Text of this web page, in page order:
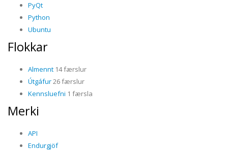
PyQt
Python
Ubuntu
Flokkar
Almennt 14 færslur
Útgáfur26 færslur
Kennsluefni 1 færsla
Merki
API
Endurgjöf